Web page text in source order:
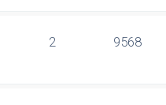
2 9568